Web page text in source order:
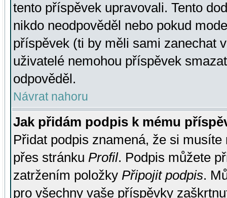
tento příspěvek upravovali. Tento
nikdo neodpověděl nebo pokud
příspěvek (ti by měli sami zanechat
uživatelé nemohou příspěvek
odpověděl.
Návrat nahoru
Jak přidám podpis k mému
Přidat podpis znamená, že si
přes stránku Profil. Podpis můžete
zatržením položky Připojit podpis.
pro všechny vaše příspěvky